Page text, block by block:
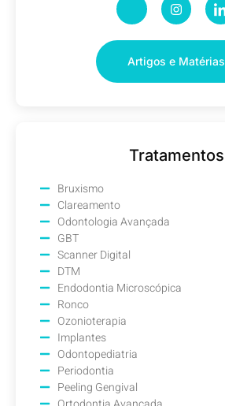
Artigos e Matérias
Tratamentos
Bruxismo
Clareamento
Odontologia Avançada
GBT
Scanner Digital
DTM
Endodontia Microscópica
Ronco
Ozonioterapia
Implantes
Odontopediatria
Periodontia
Peeling Gengival